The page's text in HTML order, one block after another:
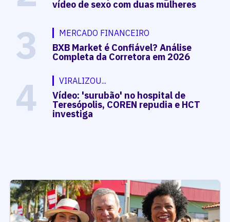
vídeo de sexo com duas mulheres
3 MERCADO FINANCEIRO
BXB Market é Confiável? Análise
Completa da Corretora em 2026
4 VIRALIZOU...
Vídeo: 'surubão' no hospital de
Teresópolis, COREN repudia e HCT
investiga